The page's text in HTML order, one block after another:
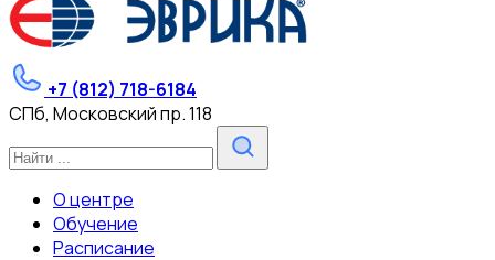
+7 (812) 718-6184
СПб, Московский пр. 118
О центре
Обучение
Расписание